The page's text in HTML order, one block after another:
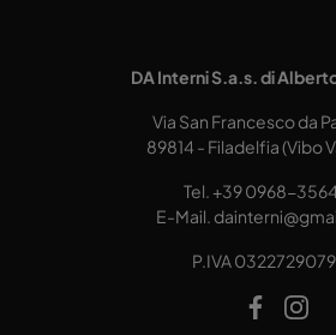
DA Interni S.a.s. di
Via San Francesco da
89814 - Filadelfia (Vibo
Tel.+39 0968-
E-Mail.
P.IVA